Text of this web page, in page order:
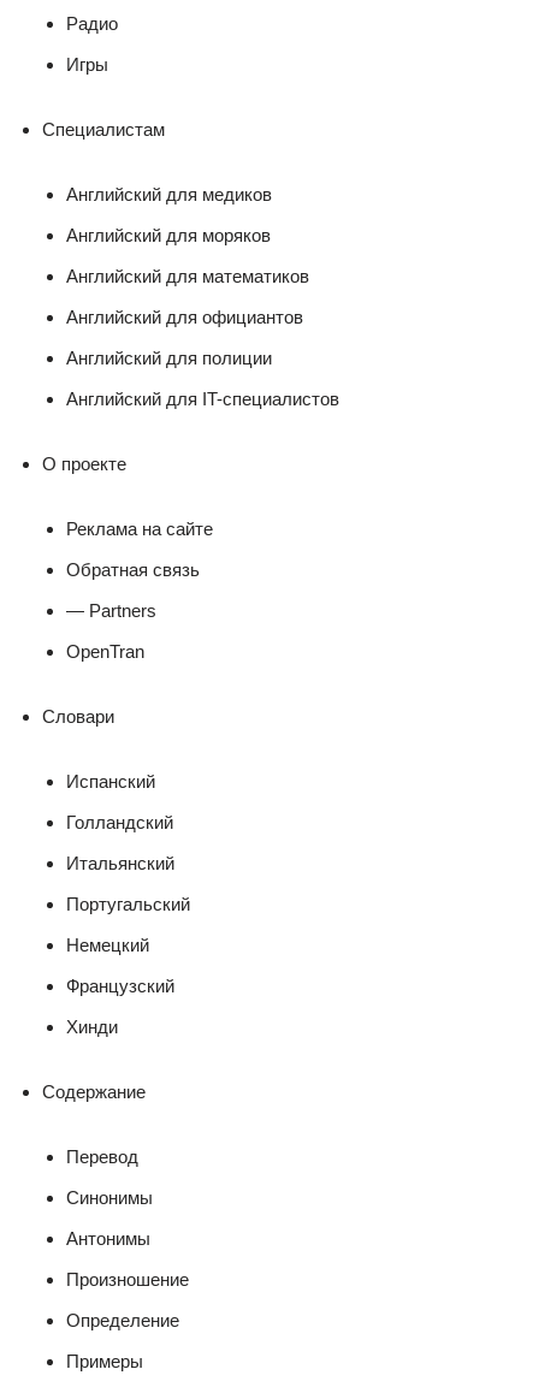
Радио
Игры
Специалистам
Английский для медиков
Английский для моряков
Английский для математиков
Английский для официантов
Английский для полиции
Английский для IT-специалистов
О проекте
Реклама на сайте
Обратная связь
— Partners
OpenTran
Словари
Испанский
Голландский
Итальянский
Португальский
Немецкий
Французский
Хинди
Содержание
Перевод
Синонимы
Антонимы
Произношение
Определение
Примеры